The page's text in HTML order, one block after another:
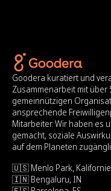
Goodera kuratiert und
Zusammenarbeit mit über
gemeinnützigen
ansprechende
Mitarbeiter. Wir haben es
gemacht, soziale
auf dem Planeten
🇺🇸 Menlo Park,
🇮🇳 Bengaluru, IN